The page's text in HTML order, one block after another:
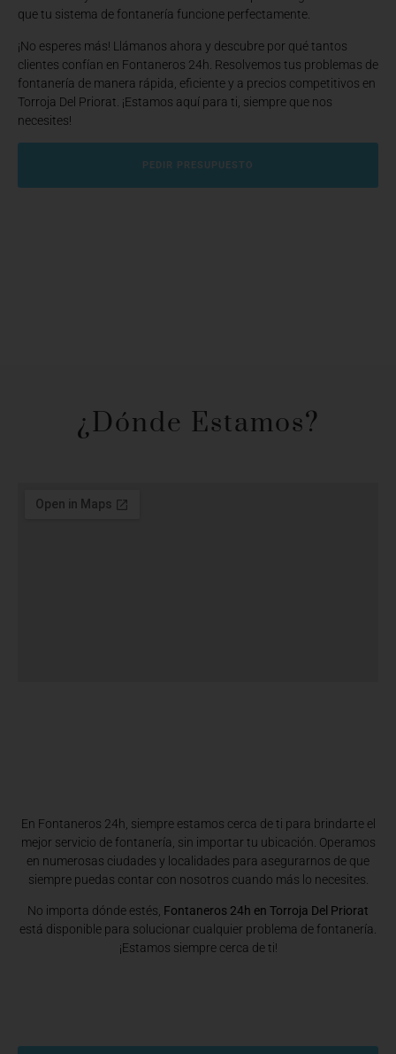
que tu sistema de fontanería funcione perfectamente.
¡No esperes más! Llámanos ahora y descubre por qué tantos
clientes confían en Fontaneros 24h. Resolvemos tus problemas de
fontanería de manera rápida, eficiente y a precios competitivos en
Torroja Del Priorat. ¡Estamos aquí para ti, siempre que nos
necesites!
PEDIR PRESUPUESTO
¿Dónde Estamos?​
En Fontaneros 24h, siempre estamos cerca de ti para brindarte el
mejor servicio de fontanería, sin importar tu ubicación. Operamos
en numerosas ciudades y localidades para asegurarnos de que
siempre puedas contar con nosotros cuando más lo necesites.
No importa dónde estés, Fontaneros 24h en Torroja Del Priorat
está disponible para solucionar cualquier problema de fontanería.
¡Estamos siempre cerca de ti!